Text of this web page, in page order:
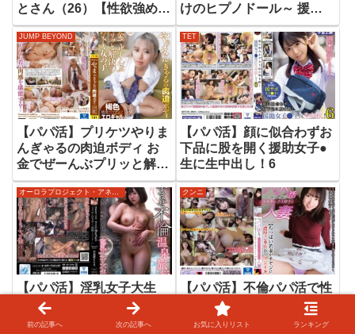
とさん（26）【性欲強めな
若妻が味わうオヤジ生ハメ
絶頂体験】 春乃おと
けのヒプノドール～ 援交
ギャルの悪夢編
JUMP BEYOND
【パパ活】プリケツやりま
んぎゃるの肉迫ボディ お
金でぜーんぶプリッと解決
イマドキ女の子 和久井美
兎
TET
【パパ活】顔に似合わずお
下品に股を開く援助女子●
生に生中出し！6
オーロラプロジェクト・アネックス
【パパ活】淫乳女子大生
孕ませ不倫温泉旅行 「今
日、中に出されたら、妊娠
クンニ
【パパ活】不倫パパ活で性
欲を満たす不貞セックス好
きの人妻 みらいさん
前の記事へ 次の記事へ お気に入りリスト ランキング